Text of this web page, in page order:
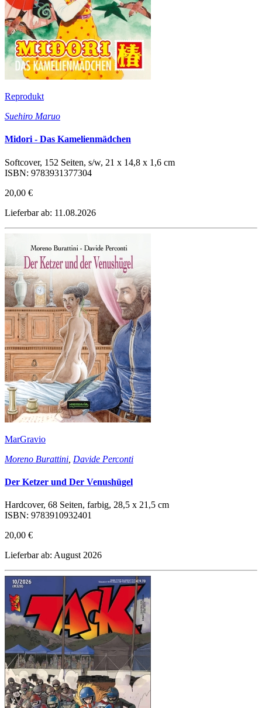
Reprodukt
Suehiro Maruo
Midori - Das Kamelienmädchen
Softcover, 152 Seiten, s/w, 21 x 14,8 x 1,6 cm
ISBN: 9783931377304
20,00 €
Lieferbar ab: 11.08.2026
MarGravio
Moreno Burattini Davide Perconti
Der Ketzer und Der Venushügel
Hardcover, 68 Seiten, farbig, 28,5 x 21,5 cm
ISBN: 9783910932401
20,00 €
Lieferbar ab: August 2026